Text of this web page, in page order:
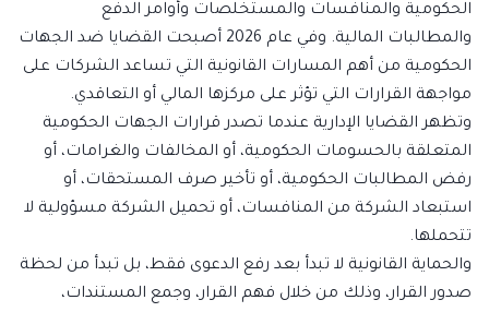
الحكومية والمنافسات والمستخلصات وأوامر الدفع
والمطالبات المالية. وفي عام 2026 أصبحت القضايا ضد الجهات
الحكومية من أهم المسارات القانونية التي تساعد الشركات على
مواجهة القرارات التي تؤثر على مركزها المالي أو التعاقدي.
وتظهر القضايا الإدارية عندما تصدر قرارات الجهات الحكومية
المتعلقة بالحسومات الحكومية، أو المخالفات والغرامات، أو
رفض المطالبات الحكومية، أو تأخير صرف المستحقات، أو
استبعاد الشركة من المنافسات، أو تحميل الشركة مسؤولية لا
تتحملها.
والحماية القانونية لا تبدأ بعد رفع الدعوى فقط، بل تبدأ من لحظة
صدور القرار، وذلك من خلال فهم القرار، وجمع المستندات،